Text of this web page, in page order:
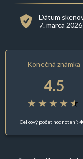
Dátum
7. marca 2026
Konečná známka
4.5
Celkový počet hodnotení: